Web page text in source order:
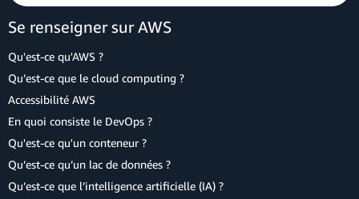
Se renseigner sur AWS
Qu'est-ce qu'AWS ?
Qu’est-ce que le cloud computing ?
Accessibilité AWS
En quoi consiste le DevOps ?
Qu'est-ce qu'un conteneur ?
Qu’est-ce qu’un lac de données ?
Qu’est-ce que l’intelligence artificielle (IA) ?